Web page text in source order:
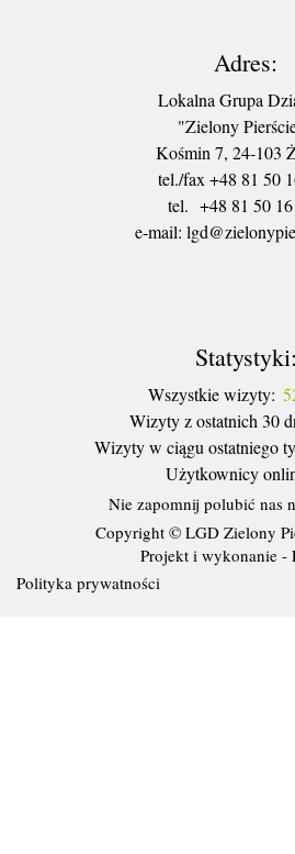
Adres:
Lokalna Grupa
"Zielony
Kośmin 7, 24-103
tel./fax +48 81 50
tel. +48 81 50 16
​e-mail:
Statystyki:
Wszystkie wizyty:
Wizyty z ostatnich 30
Wizyty w ciągu ostatniego
Użytkownicy
Nie zapomnij polubić nas
Copyright © LGD Zielony
Projekt i wykonanie -
Polityka prywatności